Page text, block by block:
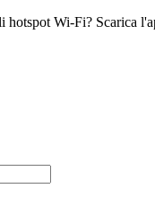
hotspot Wi-Fi? Scarica